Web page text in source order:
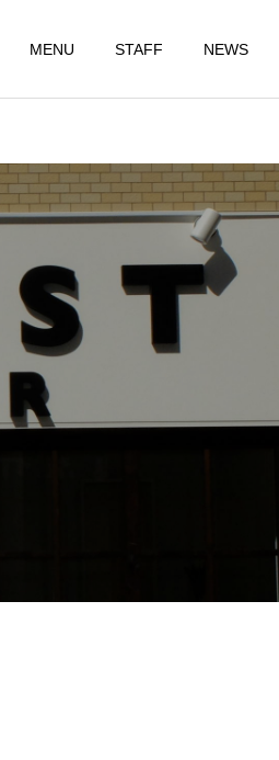
MENU STAFF NEWS